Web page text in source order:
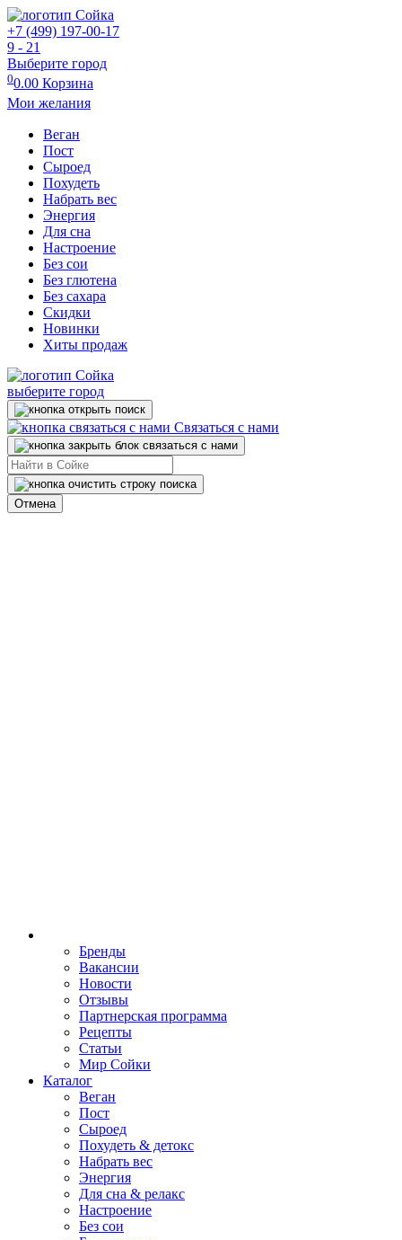
+7 (499) 197-00-17
9 - 21
Выберите город
00.00 Корзина
Мои желания
Веган
Пост
Сыроед
Похудеть
Набрать вес
Энергия
Для сна
Настроение
Без сои
Без глютена
Без сахара
Скидки
Новинки
Хиты продаж
выберите город
Связаться с нами
Отмена
Бренды
Вакансии
Новости
Отзывы
Партнерская программа
Рецепты
Статьи
Мир Сойки
Каталог
Веган
Пост
Сыроед
Похудеть & детокс
Набрать вес
Энергия
Для сна & релакс
Настроение
Без сои